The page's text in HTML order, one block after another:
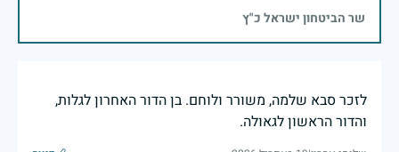
שר הביטחון ישראל כ"ץ
לזכר סבא שלמה, משורר ולוחם. בן הדור האחרון לגלות,
והדור הראשון לגאולה.